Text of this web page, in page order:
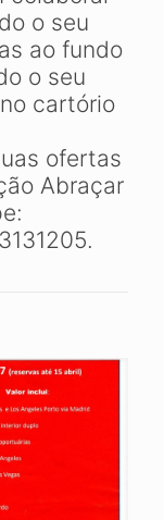
o seu
ao fundo
o seu
cartório
ofertas
Abraçar